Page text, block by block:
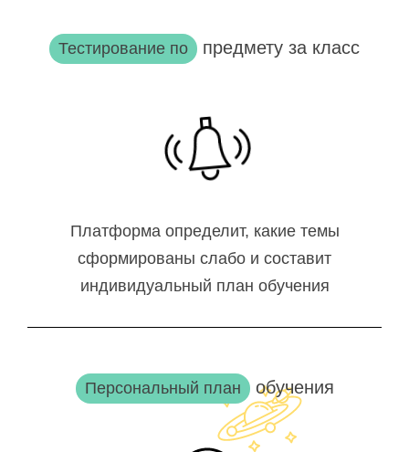
Тестирование по предмету за класс
Платформа определит, какие темы
сформированы слабо и составит
индивидуальный план обучения
Персональный план обучения